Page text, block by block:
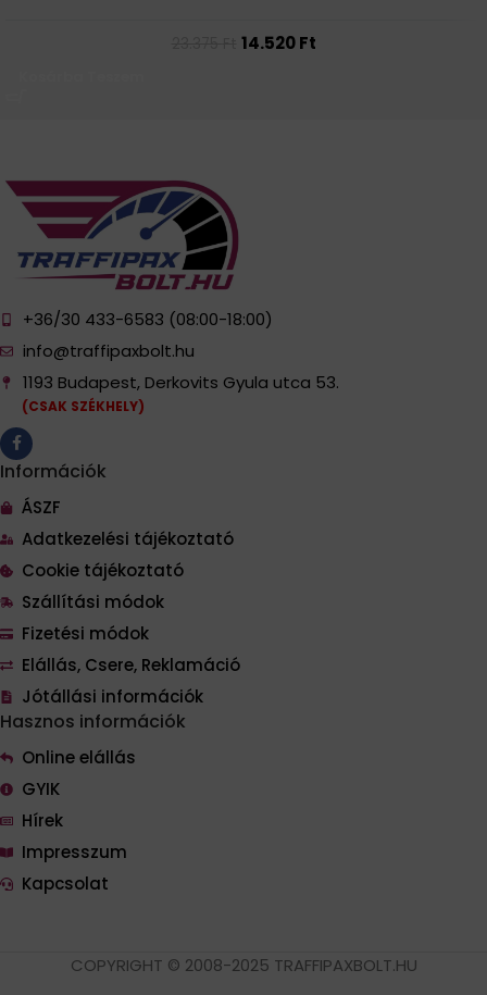
14.520Ft
+36/30 433-6583 (08:00-18:00)
info@traffipaxbolt.hu
1193 Budapest, Derkovits Gyula utca 53.
(CSAK SZÉKHELY)
Információk
ÁSZF
Adatkezelési tájékoztató
Cookie tájékoztató
Szállítási módok
Fizetési módok
Elállás, Csere, Reklamáció
Jótállási információk
Hasznos információk
Online elállás
GYIK
Hírek
Impresszum
Kapcsolat
COPYRIGHT © 2008-2025 TRAFFIPAXBOLT.HU